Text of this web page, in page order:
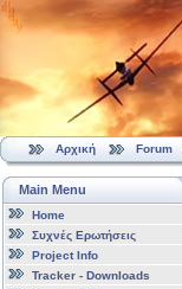
Αρχική Forum
Main Menu
Home
Συχνές Ερωτήσεις
Project Info
Tracker - Downloads